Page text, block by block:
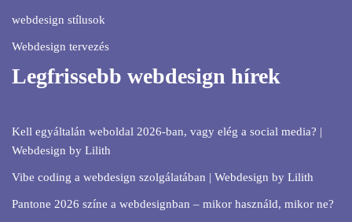
webdesign stílusok
Webdesign tervezés
Legfrissebb webdesign hírek
Kell egyáltalán weboldal 2026-ban, vagy elég a social media? |
Webdesign by Lilith
Vibe coding a webdesign szolgálatában | Webdesign by Lilith
Pantone 2026 színe a webdesignban – mikor használd, mikor ne?